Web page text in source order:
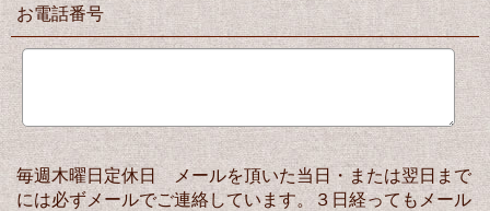
お電話番号
毎週木曜日定休日 メールを頂いた当日・または翌日まで
には必ずメールでご連絡しています。３日経ってもメール